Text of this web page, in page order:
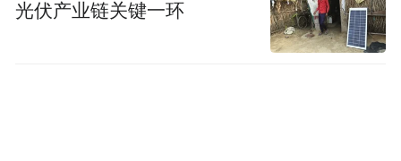
光伏产业链关键一环